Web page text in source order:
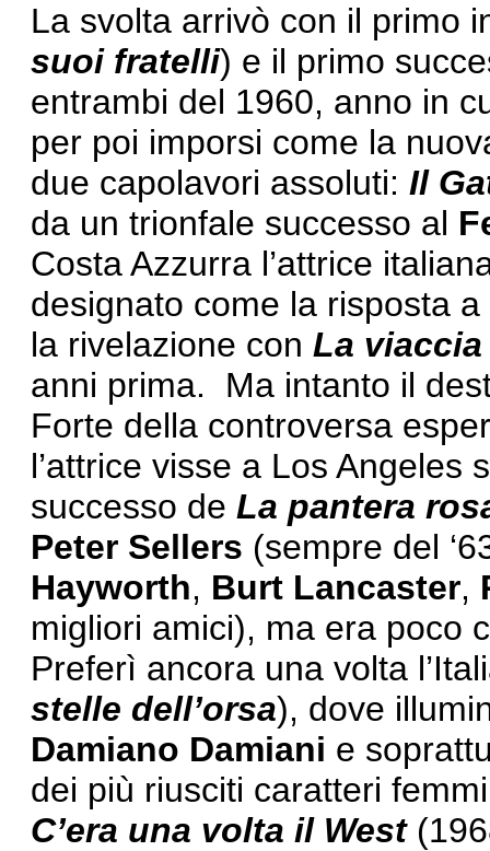
La svolta arrivò con il primo
suoi fratelli) e il primo
entrambi del 1960, anno in
per poi imporsi come la
due capolavori assoluti: Il
da un trionfale successo al
Costa Azzurra l’attrice
designato come la risposta
la rivelazione con La viaccia
anni prima. Ma intanto il
Forte della controversa
l’attrice visse a Los Angeles
successo de La pantera
Peter Sellers (sempre del
Hayworth, Burt Lancaster,
migliori amici), ma era poco
Preferì ancora una volta
stelle dell’orsa), dove
Damiano Damiani e
dei più riusciti caratteri
C’era una volta il West